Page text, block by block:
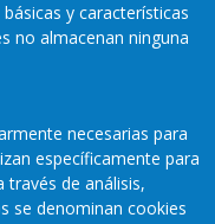
y características
no almacenan ninguna
necesarias para
específicamente para
través de análisis,
se denominan cookies